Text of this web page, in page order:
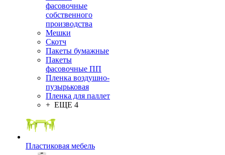
фасовочные
собственного
производства
Мешки
Скотч
Пакеты бумажные
Пакеты
фасовочные ПП
Пленка воздушно-
пузырьковая
Пленка для паллет
+ ЕЩЕ 4
Пластиковая мебель